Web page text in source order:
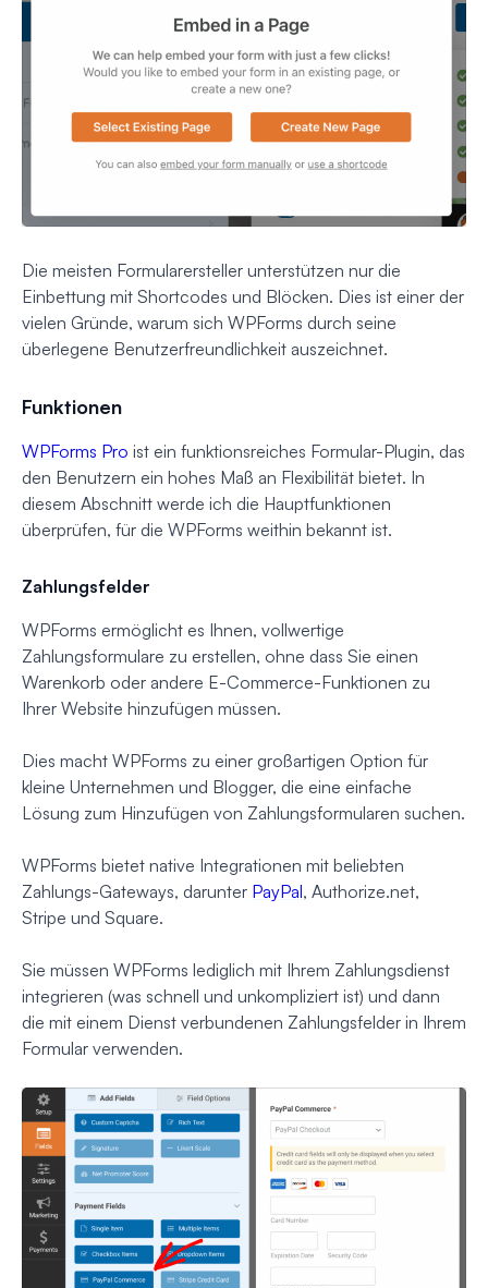
Die meisten Formularersteller unterstützen nur die
Einbettung mit Shortcodes und Blöcken. Dies ist einer der
vielen Gründe, warum sich WPForms durch seine
überlegene Benutzerfreundlichkeit auszeichnet.
Funktionen
WPForms Pro ist ein funktionsreiches Formular-Plugin, das
den Benutzern ein hohes Maß an Flexibilität bietet. In
diesem Abschnitt werde ich die Hauptfunktionen
überprüfen, für die WPForms weithin bekannt ist.
Zahlungsfelder
WPForms ermöglicht es Ihnen, vollwertige
Zahlungsformulare zu erstellen, ohne dass Sie einen
Warenkorb oder andere E-Commerce-Funktionen zu
Ihrer Website hinzufügen müssen.
Dies macht WPForms zu einer großartigen Option für
kleine Unternehmen und Blogger, die eine einfache
Lösung zum Hinzufügen von Zahlungsformularen suchen.
WPForms bietet native Integrationen mit beliebten
Zahlungs-Gateways, darunter PayPal, Authorize.net,
Stripe und Square.
Sie müssen WPForms lediglich mit Ihrem Zahlungsdienst
integrieren (was schnell und unkompliziert ist) und dann
die mit einem Dienst verbundenen Zahlungsfelder in Ihrem
Formular verwenden.